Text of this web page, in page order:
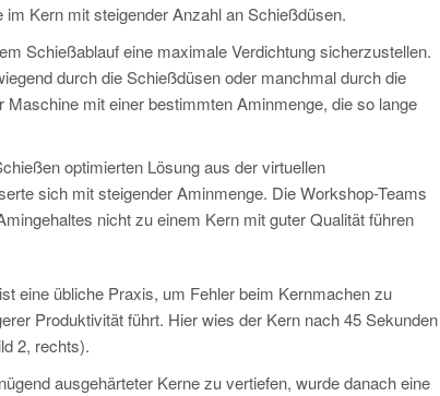
Kern mit steigender Anzahl an Schießdüsen.
Schießablauf eine maximale Verdichtung sicherzustellen.
durch die Schießdüsen oder manchmal durch die
mit einer bestimmten Aminmenge, die so lange
optimierten Lösung aus der virtuellen
sich mit steigender Aminmenge. Die Workshop-Teams
nicht zu einem Kern mit guter Qualität führen
eine übliche Praxis, um Fehler beim Kernmachen zu
Produktivität führt. Hier wies der Kern nach 45 Sekunden
2, rechts).
ausgehärteter Kerne zu vertiefen, wurde danach eine